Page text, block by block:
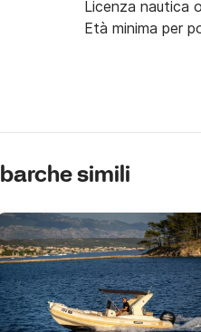
Licenza nautica
Età minima per
simili